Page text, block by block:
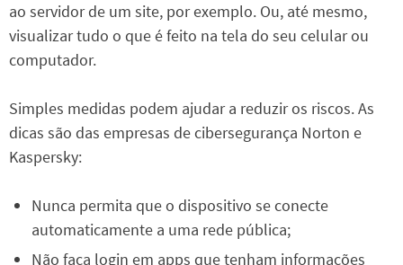
ao servidor de um site, por exemplo. Ou, até mesmo,
visualizar tudo o que é feito na tela do seu celular ou
computador.
Simples medidas podem ajudar a reduzir os riscos. As
dicas são das empresas de cibersegurança Norton e
Kaspersky:
Nunca permita que o dispositivo se conecte
automaticamente a uma rede pública;
Não faça login em apps que tenham informações